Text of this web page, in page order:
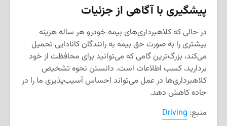
پیشگیری با آگاهی از جزئیات
در حالی که کلاهبرداری‌های بیمه خودرو هر ساله هزینه
بیشتری را به صورت حق بیمه به رانندگان کانادایی تحمیل
می‌کند، بزرگ‌ترین گامی که می‌توانید برای محافظت از خود
بردارید، کسب اطلاعات است. دانستن نحوه تشخیص
کلاهبرداری‌ها در عمل می‌تواند احساس آسیب‌پذیری ما را در
جاده کاهش دهد.
منبع: Driving